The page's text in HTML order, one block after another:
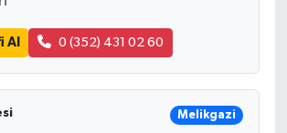
Al 0 (352) 431 02 60
Melikgazi